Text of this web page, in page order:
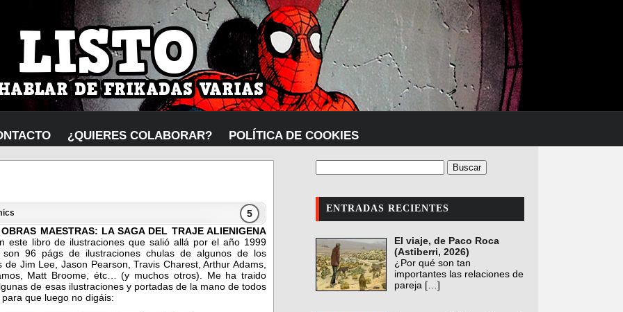
¿QUIERES COLABORAR? POLÍTICA DE COOKIES
5
OBRAS MAESTRAS: LA SAGA DEL TRAJE ALIENIGENA
este libro de ilustraciones que salió allá por el año 1999
96 págs de ilustraciones chulas de algunos de los
Jim Lee, Jason Pearson, Travis Charest, Arthur Adams,
Matt Broome, étc… (y muchos otros).
Me ha traido
de esas ilustraciones y portadas de la mano de todos
que luego no digáis:
ENTRADAS RECIENTES
El viaje, de Paco Roca
(Astiberri, 2026)
¿Por qué son tan
importantes las relaciones de
pareja […]